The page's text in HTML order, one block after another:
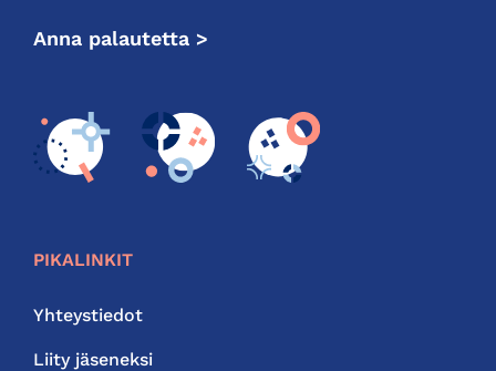
Anna palautetta >
PIKALINKIT
Yhteystiedot
Liity jäseneksi